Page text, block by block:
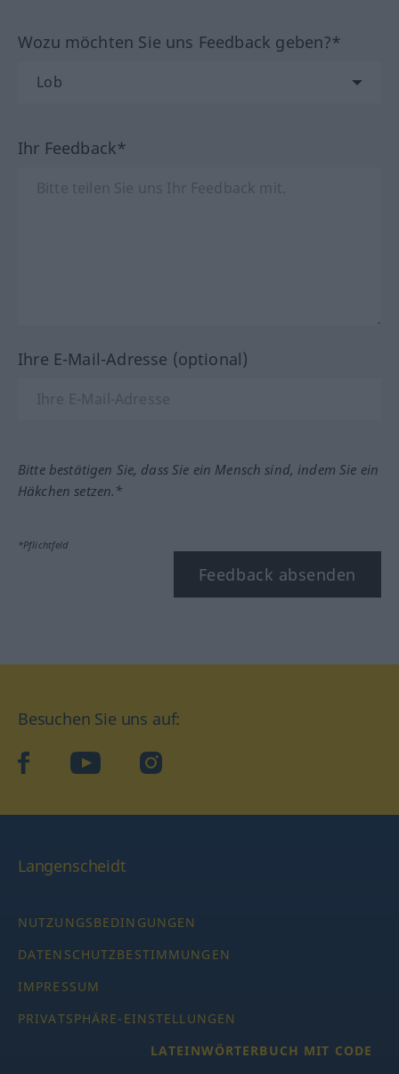
Wozu möchten Sie uns Feedback geben?*
Ihr Feedback*
Ihre E-Mail-Adresse (optional)
Bitte bestätigen Sie, dass Sie ein Mensch sind, indem Sie ein
Häkchen setzen.*
*Pflichtfeld
Feedback absenden
Besuchen Sie uns auf:
facebookYouTube Instagram
Langenscheidt
NUTZUNGSBEDINGUNGEN
DATENSCHUTZBESTIMMUNGEN
IMPRESSUM
PRIVATSPHÄRE-EINSTELLUNGEN
LATEINWÖRTERBUCH MIT CODE